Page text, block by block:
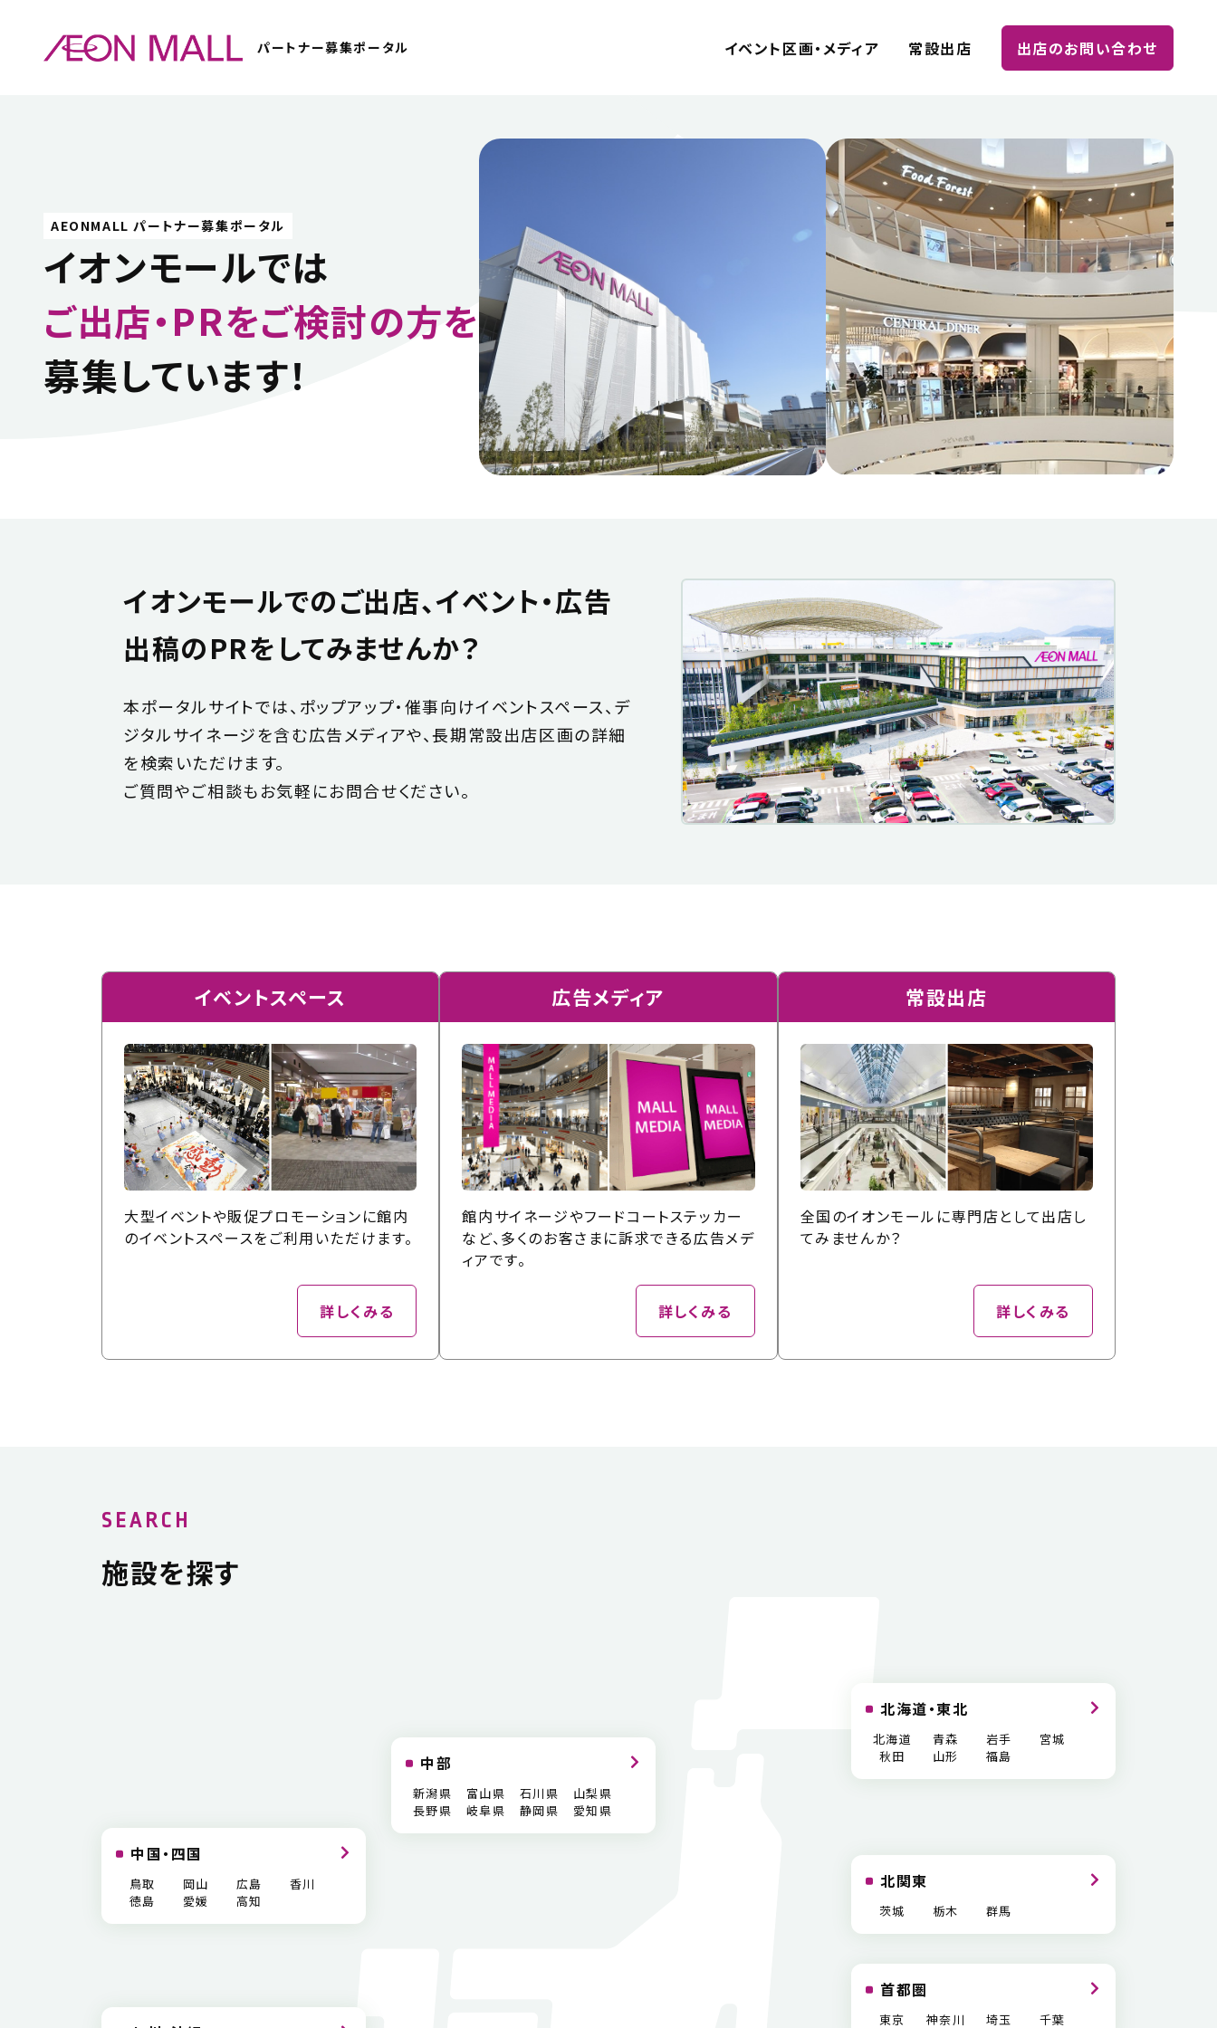
パートナー募集ポータル イベント区画・メディア 常設出店 出店のお問い合わせ
AEONMALL パートナー募集ポータル
イオンモールでは
ご出店・PRをご検討の方を
募集しています！
イオンモールでのご出店、イベント・広告
出稿のPRをしてみませんか？
本ポータルサイトでは、ポップアップ・催事向けイベントスペース、デ
ジタルサイネージを含む広告メディアや、長期常設出店区画の詳細
を検索いただけます。
ご質問やご相談もお気軽にお問合せください。
イベントスペース
大型イベントや販促プロモーションに館内
のイベントスペースをご利用いただけます。
詳しくみる
広告メディア
館内サイネージやフードコートステッカー
など、多くのお客さまに訴求できる広告メデ
ィアです。
詳しくみる
常設出店
全国のイオンモールに専門店として出店し
てみませんか？
詳しくみる
SEARCH
施設を探す
北海道・東北
北海道 青森 岩手
宮城
秋田
山形 福島
北関東
茨城 栃木 群馬
首都圏
東京 神奈川 埼玉 千葉
中部
新潟県 富山県 石川県
山梨県
長野県
岐阜県 静岡県 愛知県
中国・四国
鳥取 岡山 広島
香川
徳島
愛媛 高知